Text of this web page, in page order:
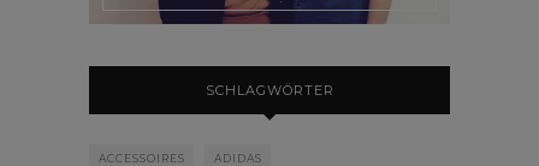
SCHLAGWÖRTER
ACCESSOIRES ADIDAS